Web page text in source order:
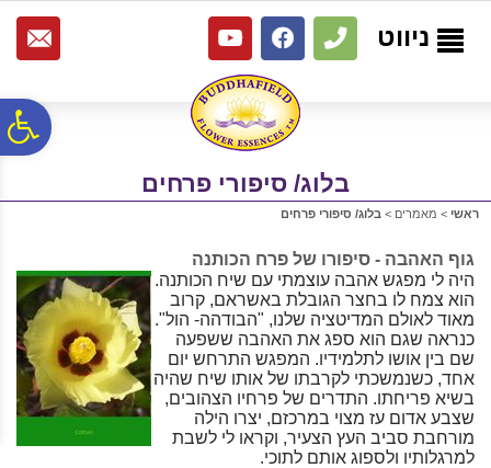
נגישות
אתר
המרכזי
ניווט
בלוג/ סיפורי פרחים
ראשי > מאמרים > בלוג/ סיפורי פרחים
גוף האהבה - סיפורו של פרח הכותנה
היה לי מפגש אהבה עוצמתי עם שיח הכותנה.
הוא צמח לו בחצר הגובלת באשראם, קרוב
מאוד לאולם המדיטציה שלנו, "הבודהה- הול".
כנראה שגם הוא ספג את האהבה ששפעה
שם בין אושו לתלמידיו. המפגש התרחש יום
אחד, כשנמשכתי לקרבתו של אותו שיח שהיה
בשיא פריחתו. התדרים של פרחיו הצהובים,
שצבע אדום עז מצוי במרכזם, יצרו הילה
מורחבת סביב העץ הצעיר, וקראו לי לשבת
למרגלותיו ולספוג אותם לתוכי.